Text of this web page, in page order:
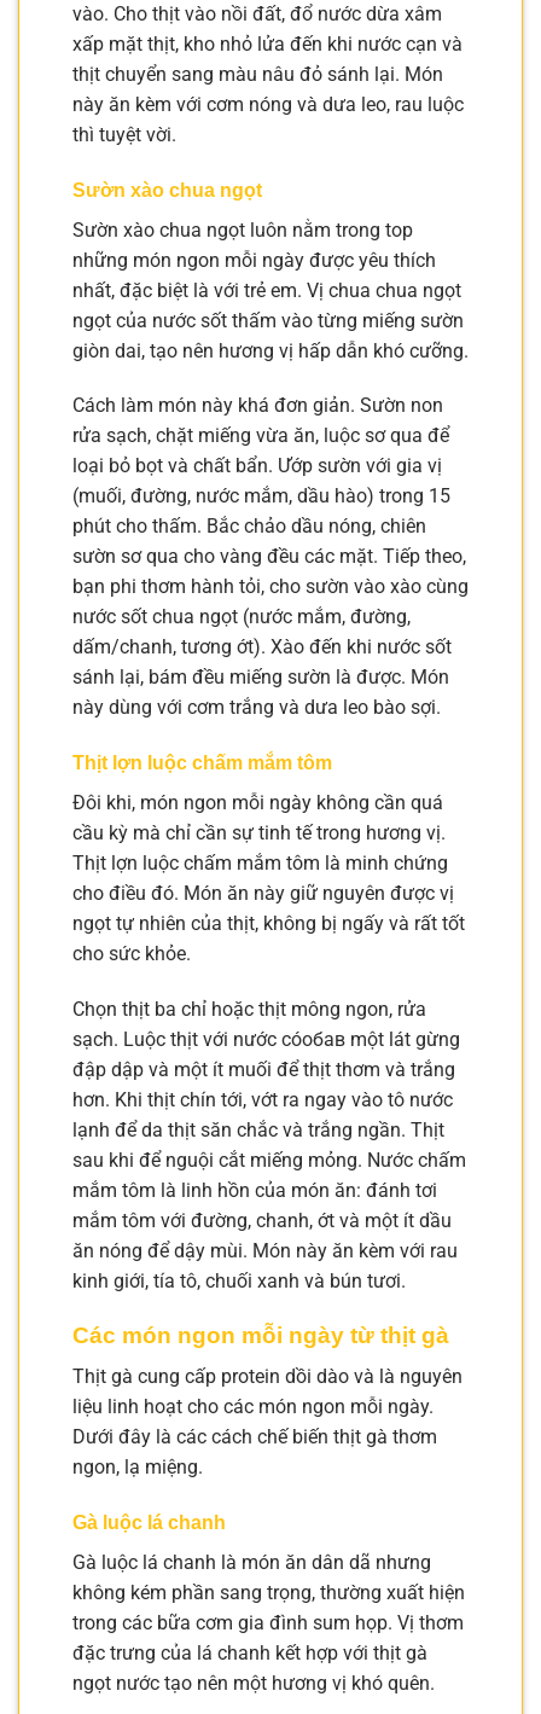
vào. Cho thịt vào nồi đất, đổ nước dừa xâm
xấp mặt thịt, kho nhỏ lửa đến khi nước cạn và
thịt chuyển sang màu nâu đỏ sánh lại. Món
này ăn kèm với cơm nóng và dưa leo, rau luộc
thì tuyệt vời.
Sườn xào chua ngọt
Sườn xào chua ngọt luôn nằm trong top
những món ngon mỗi ngày được yêu thích
nhất, đặc biệt là với trẻ em. Vị chua chua ngọt
ngọt của nước sốt thấm vào từng miếng sườn
giòn dai, tạo nên hương vị hấp dẫn khó cưỡng.
Cách làm món này khá đơn giản. Sườn non
rửa sạch, chặt miếng vừa ăn, luộc sơ qua để
loại bỏ bọt và chất bẩn. Ướp sườn với gia vị
(muối, đường, nước mắm, dầu hào) trong 15
phút cho thấm. Bắc chảo dầu nóng, chiên
sườn sơ qua cho vàng đều các mặt. Tiếp theo,
bạn phi thơm hành tỏi, cho sườn vào xào cùng
nước sốt chua ngọt (nước mắm, đường,
dấm/chanh, tương ớt). Xào đến khi nước sốt
sánh lại, bám đều miếng sườn là được. Món
này dùng với cơm trắng và dưa leo bào sợi.
Thịt lợn luộc chấm mắm tôm
Đôi khi, món ngon mỗi ngày không cần quá
cầu kỳ mà chỉ cần sự tinh tế trong hương vị.
Thịt lợn luộc chấm mắm tôm là minh chứng
cho điều đó. Món ăn này giữ nguyên được vị
ngọt tự nhiên của thịt, không bị ngấy và rất tốt
cho sức khỏe.
Chọn thịt ba chỉ hoặc thịt mông ngon, rửa
sạch. Luộc thịt với nước cóобав một lát gừng
đập dập và một ít muối để thịt thơm và trắng
hơn. Khi thịt chín tới, vớt ra ngay vào tô nước
lạnh để da thịt săn chắc và trắng ngần. Thịt
sau khi để nguội cắt miếng mỏng. Nước chấm
mắm tôm là linh hồn của món ăn: đánh tơi
mắm tôm với đường, chanh, ớt và một ít dầu
ăn nóng để dậy mùi. Món này ăn kèm với rau
kinh giới, tía tô, chuối xanh và bún tươi.
Các món ngon mỗi ngày từ thịt gà
Thịt gà cung cấp protein dồi dào và là nguyên
liệu linh hoạt cho các món ngon mỗi ngày.
Dưới đây là các cách chế biến thịt gà thơm
ngon, lạ miệng.
Gà luộc lá chanh
Gà luộc lá chanh là món ăn dân dã nhưng
không kém phần sang trọng, thường xuất hiện
trong các bữa cơm gia đình sum họp. Vị thơm
đặc trưng của lá chanh kết hợp với thịt gà
ngọt nước tạo nên một hương vị khó quên.